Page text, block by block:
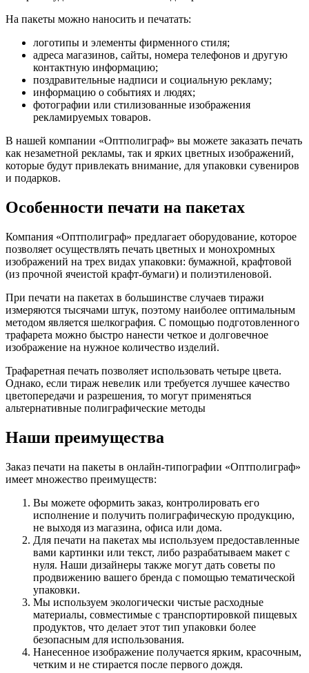
На пакеты можно наносить и печатать:
логотипы и элементы фирменного стиля;
адреса магазинов, сайты, номера телефонов и другую
контактную информацию;
поздравительные надписи и социальную рекламу;
информацию о событиях и людях;
фотографии или стилизованные изображения
рекламируемых товаров.
В нашей компании «Оптполиграф» вы можете заказать печать
как незаметной рекламы, так и ярких цветных изображений,
которые будут привлекать внимание, для упаковки сувениров
и подарков.
Особенности печати на пакетах
Компания «Оптполиграф» предлагает оборудование, которое
позволяет осуществлять печать цветных и монохромных
изображений на трех видах упаковки: бумажной, крафтовой
(из прочной ячеистой крафт-бумаги) и полиэтиленовой.
При печати на пакетах в большинстве случаев тиражи
измеряются тысячами штук, поэтому наиболее оптимальным
методом является шелкография. С помощью подготовленного
трафарета можно быстро нанести четкое и долговечное
изображение на нужное количество изделий.
Трафаретная печать позволяет использовать четыре цвета.
Однако, если тираж невелик или требуется лучшее качество
цветопередачи и разрешения, то могут применяться
альтернативные полиграфические методы
Наши преимущества
Заказ печати на пакеты в онлайн-типографии «Оптполиграф»
имеет множество преимуществ:
Вы можете оформить заказ, контролировать его
исполнение и получить полиграфическую продукцию,
не выходя из магазина, офиса или дома.
Для печати на пакетах мы используем предоставленные
вами картинки или текст, либо разрабатываем макет с
нуля. Наши дизайнеры также могут дать советы по
продвижению вашего бренда с помощью тематической
упаковки.
Мы используем экологически чистые расходные
материалы, совместимые с транспортировкой пищевых
продуктов, что делает этот тип упаковки более
безопасным для использования.
Нанесенное изображение получается ярким, красочным,
четким и не стирается после первого дождя.